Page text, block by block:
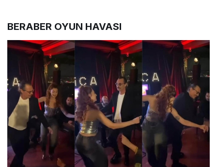
BERABER OYUN HAVASI